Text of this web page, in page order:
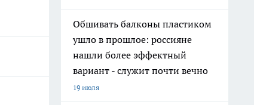
Обшивать балконы пластиком
ушло в прошлое: россияне
нашли более эффектный
вариант - служит почти вечно
19 июля